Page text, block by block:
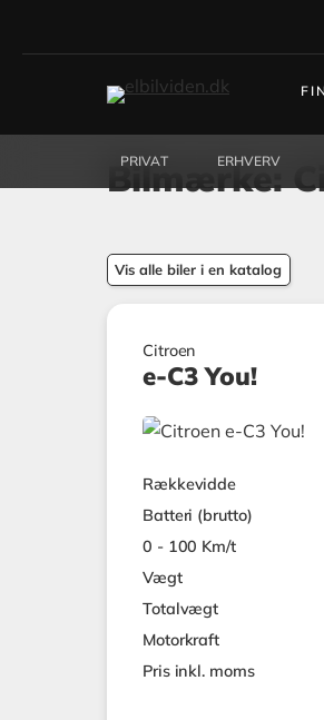
PRIVAT ERHVERV
Bilmærke:
Vis alle biler i en katalog
Citroen
e-C3 You!
Rækkevidde
Batteri (brutto)
0 - 100 Km/t
Vægt
Totalvægt
Motorkraft
Pris inkl. moms